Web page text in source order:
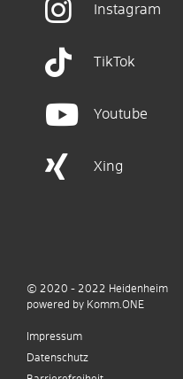
Instagram
TikTok
Youtube
Xing
© 2020 - 2022 Heidenheim
powered by Komm.ONE
Impressum
Datenschutz